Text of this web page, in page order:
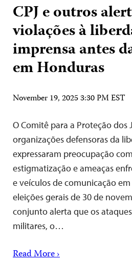
CPJ e outros
violações à
imprensa antes
em Honduras
November 19, 2025 3:30 PM EST
O Comitê para a Proteção dos
organizações defensoras da
expressaram preocupação
estigmatização e ameaças
e veículos de comunicação
eleições gerais de 30 de
conjunto alerta que os
militares, o…
Read More ›